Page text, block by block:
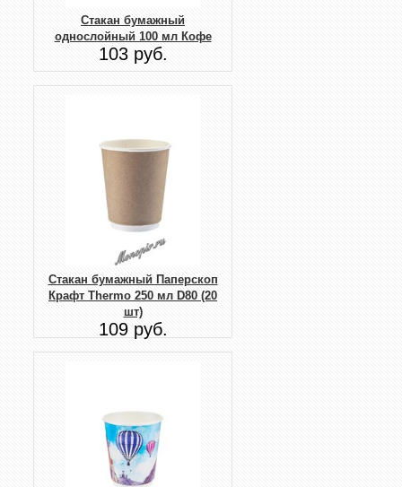
Стакан бумажный
однослойный 100 мл Кофе
103 руб.
Стакан бумажный Паперскоп
Крафт Thermo 250 мл D80 (20
шт)
109 руб.